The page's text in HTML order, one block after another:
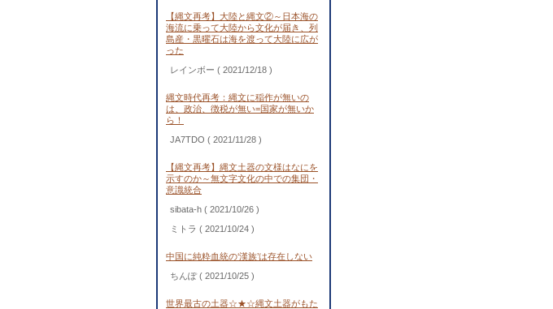
【縄文再考】大陸と縄文②～日本海の
海流に乗って大陸から文化が届き、列
島産・黒曜石は海を渡って大陸に広が
った
レインボー ( 2021/12/18 )
縄文時代再考：縄文に稲作が無いの
は、政治、徴税が無い=国家が無いか
ら！
JA7TDO ( 2021/11/28 )
【縄文再考】縄文土器の文様はなにを
示すのか～無文字文化の中での集団・
意識統合
sibata-h ( 2021/10/26 )
ミトラ ( 2021/10/24 )
中国に純粋血統の‘漢族’は存在しない
ちんぽ( 2021/10/25 )
世界最古の土器☆★☆縄文土器がもた